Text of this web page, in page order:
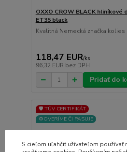
OXXO CROW BLACK hliníkové
ET35 black
Kvalitná Nemecká značka kolies
118,47 EUR/ks
96,32 EUR bez DPH
Pridať do
🛡️ TÜV CERTIFIKÁT
⚙️OVERÍME ČI PASUJE
S cieľom uľahčiť užívateľom používať